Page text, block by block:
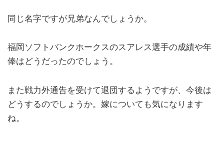
同じ名字ですが兄弟なんでしょうか。
福岡ソフトバンクホークスのスアレス選手の成績や年
俸はどうだったのでしょう。
また戦力外通告を受けて退団するようですが、今後は
どうするのでしょうか。嫁についても気になります
ね。